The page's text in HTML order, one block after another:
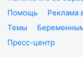
Помощь
Реклама
Темы
Пресс-центр